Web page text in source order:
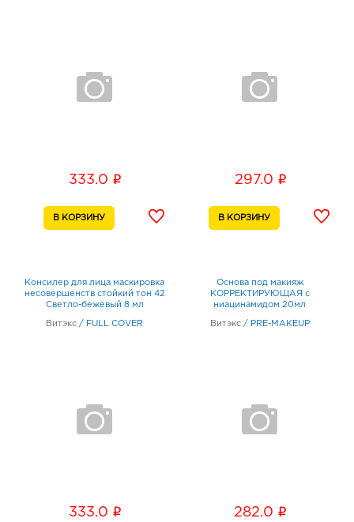
333.0 i 297.0 i
Консилер для лица маскировка
несовершенств стойкий тон 42
Светло-бежевый 8 мл
Витэкс / FULL COVER
333.0 i
Основа под макияж
КОРРЕКТИРУЮЩАЯ с
ниацинамидом 20мл
Витэкс / PRE-MAKEUP
282.0 i